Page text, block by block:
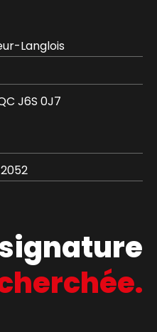
Langlois
J6S 0J7